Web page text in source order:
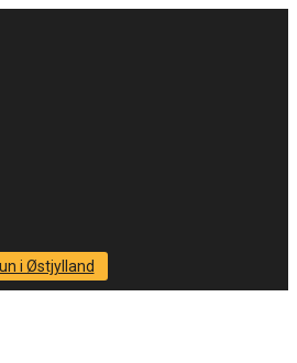
i Østjylland